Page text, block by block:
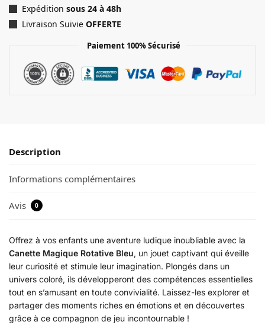
Expédition sous 24 à 48h
Livraison Suivie OFFERTE
Paiement 100% Sécurisé
Description
Informations complémentaires
Avis 0
Offrez à vos enfants une aventure ludique inoubliable avec la
Canette Magique Rotative Bleu, un jouet captivant qui éveille
leur curiosité et stimule leur imagination. Plongés dans un
univers coloré, ils développeront des compétences essentielles
tout en s’amusant en toute convivialité. Laissez-les explorer et
partager des moments riches en émotions et en découvertes
grâce à ce compagnon de jeu incontournable !